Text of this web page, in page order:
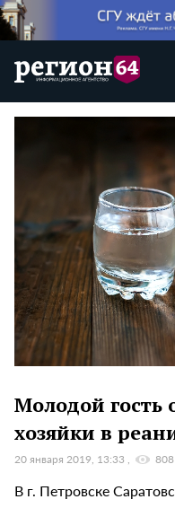
Молодой гость
хозяйки в
20 января 2019, 13:33 808
В г. Петровске